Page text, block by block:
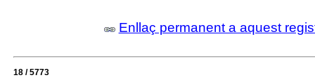
Enllaç permanent a aquest
18 / 5773